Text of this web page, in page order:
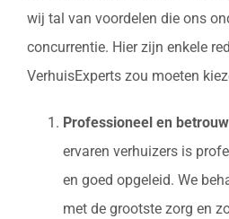
wij tal van voordelen die ons
concurrentie. Hier zijn enkele
VerhuisExperts zou moeten
Professioneel en
ervaren verhuizers is
en goed opgeleid. We
met de grootste zorg en